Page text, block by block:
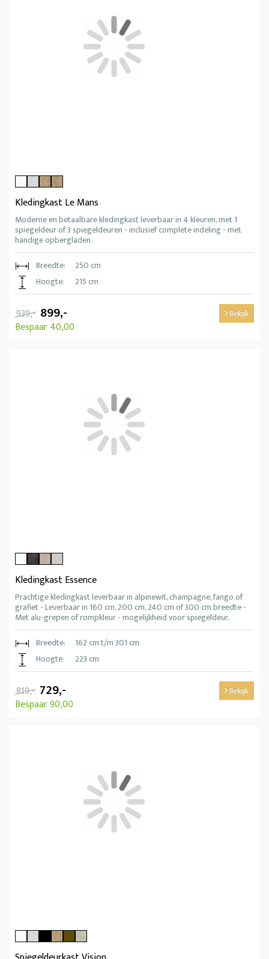
Kledingkast Le Mans
Moderne en betaalbare kledingkast leverbaar in 4 kleuren, met 1
spiegeldeur of 3 spiegeldeuren - inclusief complete indeling - met
handige opbergladen.
Breedte:
250 cm
Hoogte:
215 cm
939,- 899,-
Bespaar 40,00
Bekijk
Kledingkast Essence
Prachtige kledingkast leverbaar in alpinewit, champagne, fango of
grafiet - Leverbaar in 160 cm, 200 cm, 240 cm of 300 cm breedte -
Met alu-grepen of rompkleur - mogelijkheid voor spiegeldeur.
Breedte:
162 cm t/m 301 cm
Hoogte:
223 cm
819,- 729,-
Bespaar 90,00
Bekijk